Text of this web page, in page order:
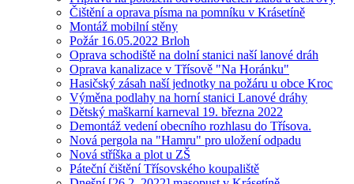
Čištění a oprava písma na pomníku v Krásetíně
Montáž mobilní stěny
Požár 16.05.2022 Brloh
Oprava schodiště na dolní stanici naší lanové dráh
Oprava kanalizace v Třísově "Na Horánku"
Hasičský zásah naší jednotky na požáru u obce Kroc
Výměna podlahy na horní stanici Lanové dráhy
Dětský maškarní karneval 19. března 2022
Demontáž vedení obecního rozhlasu do Třísova.
Nová pergola na "Hamru" pro uložení odpadu
Nová stříška a plot u ZŠ
Páteční čištění Třísovského koupaliště